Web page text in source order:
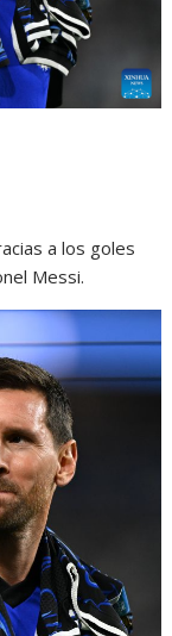
a los goles
Messi.